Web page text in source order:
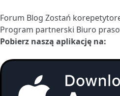
Forum Blog Zostań
Program partnerski Biuro
Pobierz naszą aplikację na: